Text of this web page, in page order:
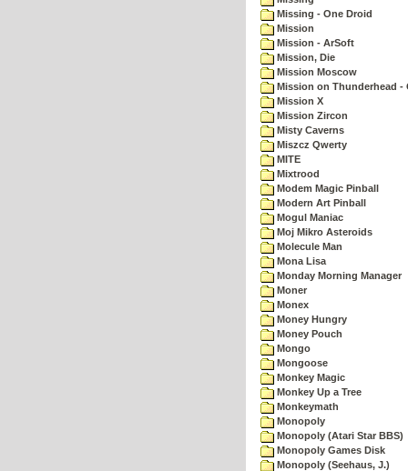
Missing - One Droid
Mission
Mission - ArSoft
Mission, Die
Mission Moscow
Mission on Thunderhead -
Mission X
Mission Zircon
Misty Caverns
Miszcz Qwerty
MITE
Mixtrood
Modem Magic Pinball
Modern Art Pinball
Mogul Maniac
Moj Mikro Asteroids
Molecule Man
Mona Lisa
Monday Morning Manager
Moner
Monex
Money Hungry
Money Pouch
Mongo
Mongoose
Monkey Magic
Monkey Up a Tree
Monkeymath
Monopoly
Monopoly (Atari Star BBS)
Monopoly Games Disk
Monopoly (Seehaus, J.)